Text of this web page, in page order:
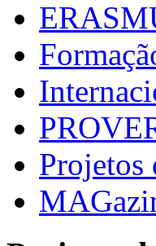
Projetos